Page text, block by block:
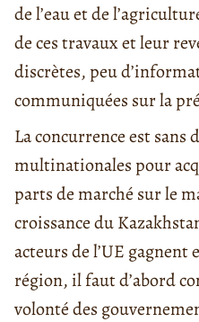
de l’eau et de
de ces travaux et leur
discrètes, peu
communiquées sur la
La concurrence est sans
multinationales pour
parts de marché sur le
croissance du
acteurs de l’UE gagnent
région, il faut d’abord
volonté des